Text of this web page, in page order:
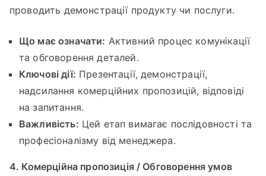
проводить демонстрації продукту чи послуги.
Що має означати: Активний процес комунікації
та обговорення деталей.
Ключові дії: Презентації, демонстрації,
надсилання комерційних пропозицій, відповіді
на запитання.
Важливість: Цей етап вимагає послідовності та
професіоналізму від менеджера.
4. Комерційна пропозиція / Обговорення умов